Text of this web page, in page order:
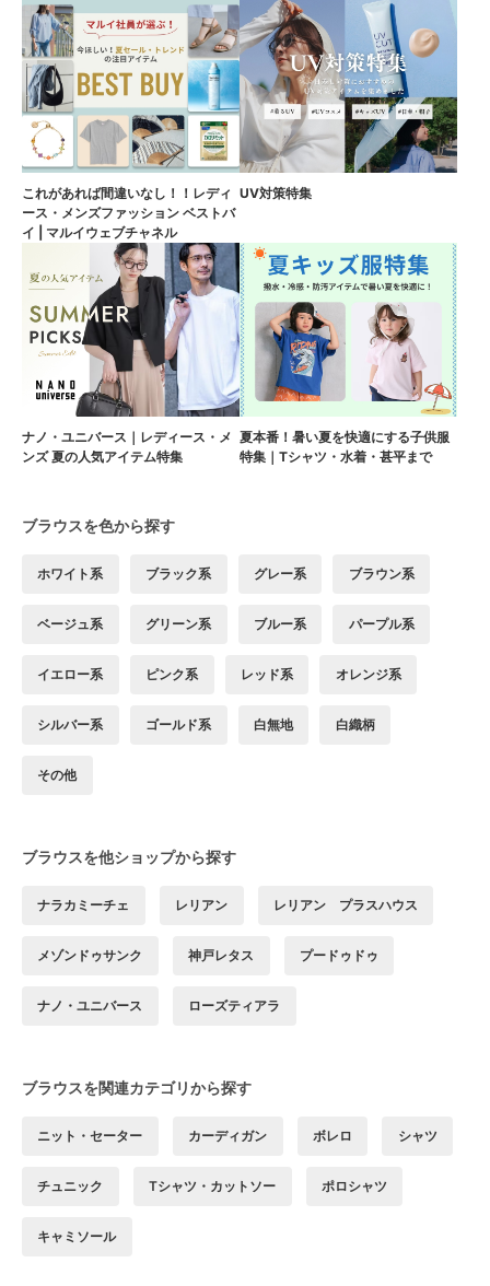
これがあれば間違いなし！！レディ
ース・メンズファッション ベストバ
イ | マルイウェブチャネル
UV対策特集
ナノ・ユニバース｜レディース・メ
ンズ 夏の人気アイテム特集
夏本番！暑い夏を快適にする子供服
特集｜Tシャツ・水着・甚平まで
ブラウスを色から探す
ホワイト系 ブラック系 グレー系 ブラウン系
ベージュ系 グリーン系 ブルー系 パープル系
イエロー系 ピンク系 レッド系 オレンジ系
シルバー系 ゴールド系 白無地 白織柄
その他
ブラウスを他ショップから探す
ナラカミーチェ レリアン レリアン プラスハウス
メゾンドゥサンク 神戸レタス プードゥドゥ
ナノ・ユニバース ローズティアラ
ブラウスを関連カテゴリから探す
ニット・セーター カーディガン ボレロ シャツ
チュニック Tシャツ・カットソー ポロシャツ
キャミソール